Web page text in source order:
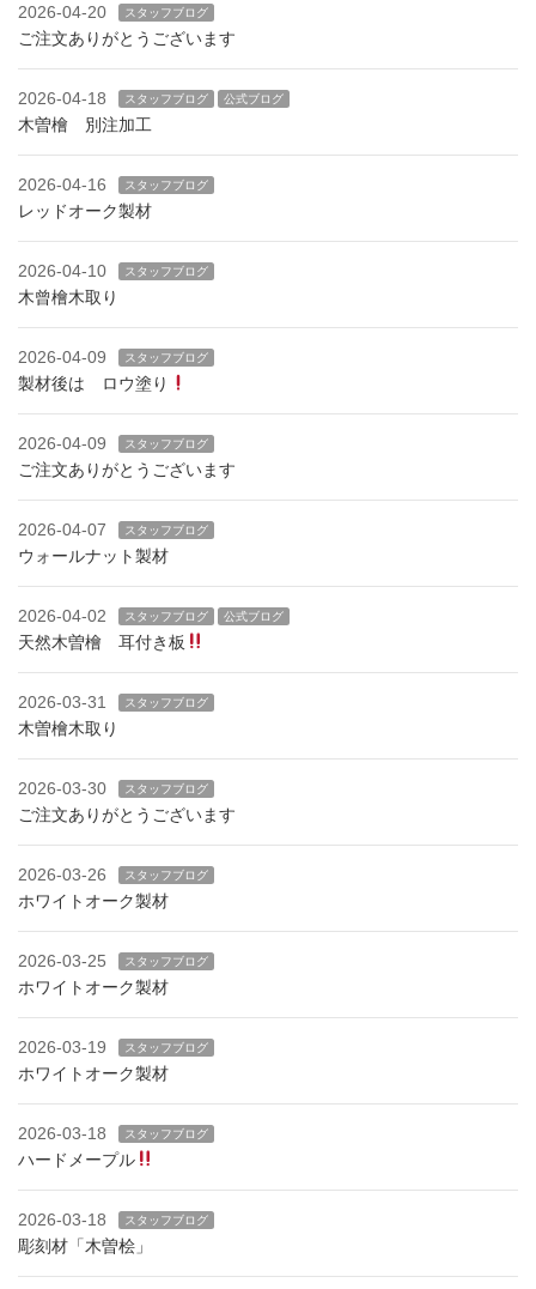
2026-04-20 スタッフブログ
ご注文ありがとうございます
2026-04-18 スタッフブログ 公式ブログ
木曽檜 別注加工
2026-04-16 スタッフブログ
レッドオーク製材
2026-04-10 スタッフブログ
木曾檜木取り
2026-04-09 スタッフブログ
製材後は ロウ塗り
2026-04-09 スタッフブログ
ご注文ありがとうございます
2026-04-07 スタッフブログ
ウォールナット製材
2026-04-02 スタッフブログ 公式ブログ
天然木曽檜 耳付き板
2026-03-31 スタッフブログ
木曽檜木取り
2026-03-30 スタッフブログ
ご注文ありがとうございます
2026-03-26 スタッフブログ
ホワイトオーク製材
2026-03-25 スタッフブログ
ホワイトオーク製材
2026-03-19 スタッフブログ
ホワイトオーク製材
2026-03-18 スタッフブログ
ハードメープル
2026-03-18 スタッフブログ
彫刻材「木曽桧」